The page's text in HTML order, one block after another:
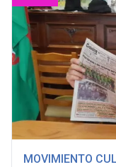
MOVIMIENTO